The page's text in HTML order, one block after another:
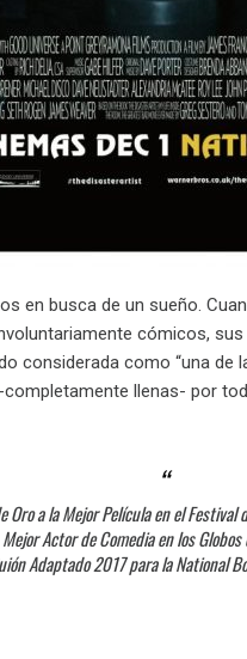
en busca de un sueño.
cómicos,
considerada como “una
llenas- por
Oro a la Mejor Película en el Festival
Mejor Actor de Comedia en los
Adaptado 2017 para la National